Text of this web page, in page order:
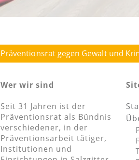
Präventionsrat gegen Gewalt und
Wer wir sind
Seit 31 Jahren ist der
Präventionsrat als Bündnis
verschiedener, in der
Präventionsarbeit tätiger,
Institutionen und